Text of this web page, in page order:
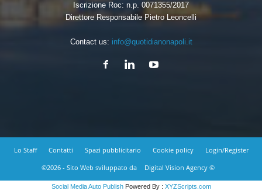
Iscrizione Roc: n.p. 0071355/2017
Direttore Responsabile Pietro Leoncelli
Contact us: info@quotidianonapoli.it
Lo Staff Contatti Spazi pubblicitario Cookie policy
Login/Register
©2026 - Sito Web sviluppato da
Digital Vision Agency ©
Social Media Auto PublishPowered By : XYZScripts.com